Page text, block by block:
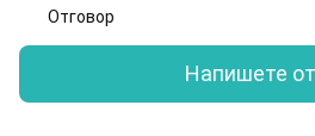
Отговор
Напишете